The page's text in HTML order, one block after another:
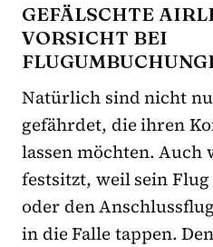
GEFÄLSCHTE
VORSICHT BEI
Natürlich sind nicht
gefährdet, die ihren
lassen möchten. Auch
festsitzt, weil sein
oder den
in die Falle tappen.